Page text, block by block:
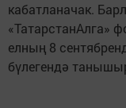
кабатланачак.
«ТатарстанАлга»
елның 8
бүлегендә